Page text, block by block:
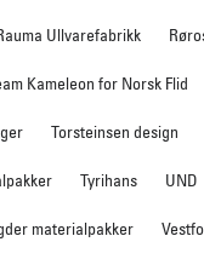
Ullvarefabrikk
Kameleon for Norsk Flid
Torsteinsen design
Tyrihans UND
materialpakker